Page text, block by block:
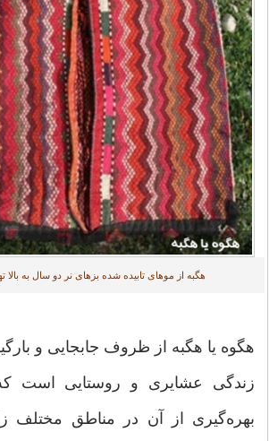
هگبه از موهای تابیده شده بزهای نر دو سال به بالا
هگوه یا هگبه از ظروف جابجایی و
زندگی عشایری و روستایی است
بهره‌گیری از آن در مناطق مختلف